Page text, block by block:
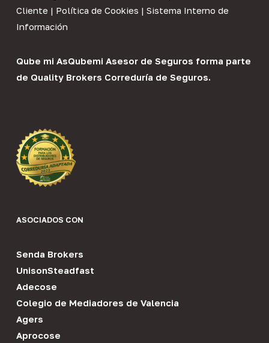
Cliente | Política de Cookies | Sistema Interno de
Información
Qube mi AsQubemi Asesor de Seguros forma parte
de Quality Brokers Correduría de Seguros.
ASOCIADOS CON
Senda Brokers
UnisonSteadfast
Adecose
Colegio de Mediadores de Valencia
Agers
Aprocose